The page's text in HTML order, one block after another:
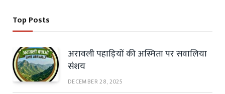
Top Posts
अरावली पहाड़ियों की अस्मिता पर सवालिया
संशय
DECEMBER 28, 2025